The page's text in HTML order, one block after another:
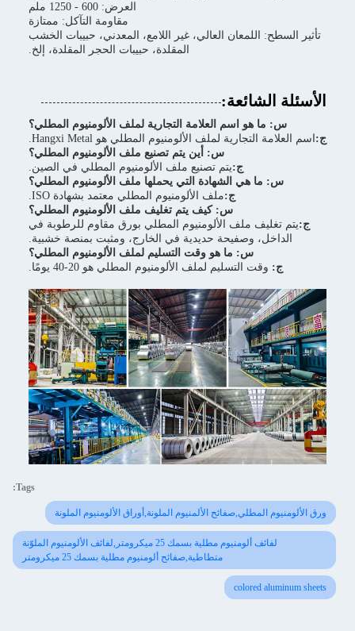
العرض: 600 - 1250 ملم
مقاومة التآكل: ممتازة
تأثير السطح: اللمعان العالي، غير اللامع، المعدني، حبيبات الخشب
المقلدة، حبيبات الحجر المقلدة، إلخ.
الأسئلة الشائعة:
س: ما هو اسم العلامة التجارية لملف الألومنيوم المطلي؟
ج: اسم العلامة التجارية لملف الألومنيوم المطلي هو Hangxi Metal.
س: أين يتم تصنيع ملف الألومنيوم المطلي؟
ج:يتم تصنيع ملف الألومنيوم المطلي في الصين.
س: ما هي الشهادة التي يحملها ملف الألومنيوم المطلي؟
ج:ملف الألومنيوم المطلي معتمد بشهادة ISO.
س: كيف يتم تغليف ملف الألومنيوم المطلي؟
ج:يتم تغليف ملف الألومنيوم المطلي بورق مقاوم للرطوبة في
الداخل، وصفيحة حديدية في الخارج، ومثبت بمنصة خشبية.
س: ما هو وقت التسليم لملف الألومنيوم المطلي؟
ج: وقت التسليم لملف الألومنيوم المطلي هو 20-40 يومًا.
Tags:
ورق الألومنيوم المطلي,صفائح الألمنيوم الملونة,أوراق الألومنيوم الملونة
لفائف ألومنيوم مطلية بسمك 25 ميكرومتر,لفائف الألومنيوم الملوّنة
متطاطية,صفائح ألومنيوم مطلية بسمك 25 ميكرومتر
colored aluminum sheets